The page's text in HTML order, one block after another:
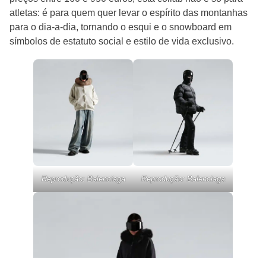
atletas: é para quem quer levar o espírito das montanhas
para o dia-a-dia, tornando o esqui e o snowboard em
símbolos de estatuto social e estilo de vida exclusivo.
Reprodução: Balenciaga Reprodução: Balenciaga